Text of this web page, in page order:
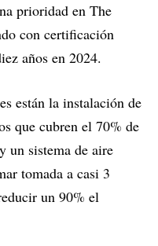
prioridad en The
con certificación
años en 2024.
están la instalación de
que cubren el 70% de
un sistema de aire
tomada a casi 3
un 90% el